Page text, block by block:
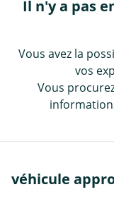
Il n'y a pas
Vous avez la
vos
Vous
véhicule